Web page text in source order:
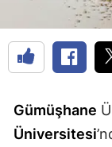
Gümüşhane
Üniversitesi